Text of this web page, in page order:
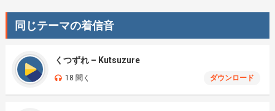
同じテーマの着信音
くつずれ – Kutsuzure
18 聞く ダウンロード